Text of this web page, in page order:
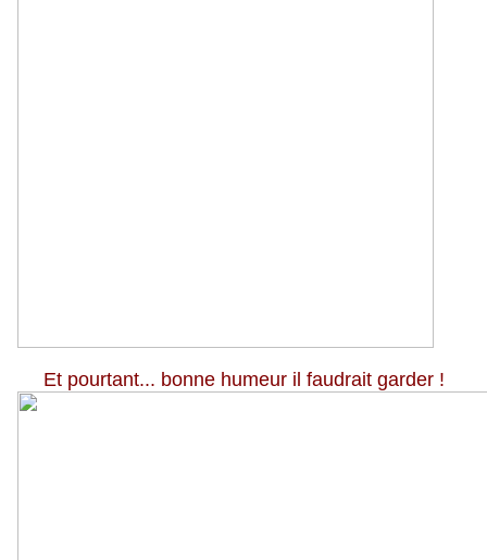
Et pourtant... bonne humeur il faudrait garder !